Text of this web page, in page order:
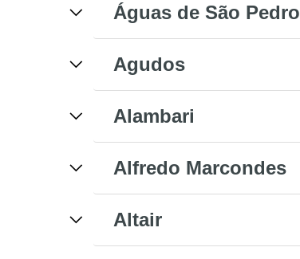
Águas de São Pedro
Agudos
Alambari
Alfredo Marcondes
Altair